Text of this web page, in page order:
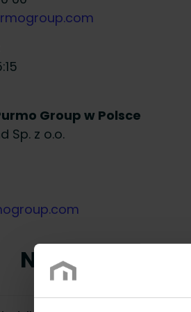
Group w Polsce
Sp. z o.o.
Najczęściej